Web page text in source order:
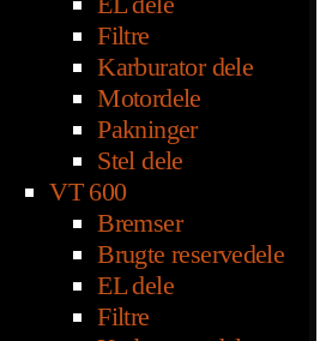
Filtre
Karburator dele
Motordele
Pakninger
Stel dele
VT 600
Bremser
Brugte reservedele
EL dele
Filtre